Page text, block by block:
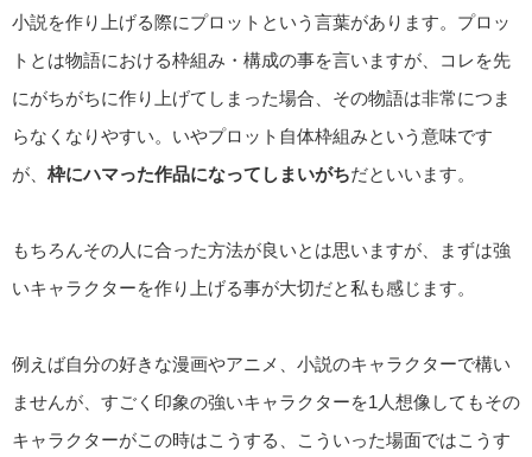
小説を作り上げる際にプロットという言葉があります。プロッ
トとは物語における枠組み・構成の事を言いますが、コレを先
にがちがちに作り上げてしまった場合、その物語は非常につま
らなくなりやすい。いやプロット自体枠組みという意味です
が、 枠にハマった作品になってしまいがちだといいます。
もちろんその人に合った方法が良いとは思いますが、まずは強
いキャラクターを作り上げる事が大切だと私も感じます。
例えば自分の好きな漫画やアニメ、小説のキャラクターで構い
ませんが、すごく印象の強いキャラクターを1人想像してもその
キャラクターがこの時はこうする、こういった場面ではこうす